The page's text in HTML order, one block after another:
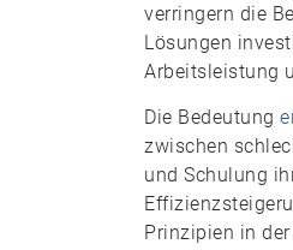
verringern die
Lösungen
Arbeitsleistung
Die Bedeutung
zwischen
und Schulung
Prinzipien in